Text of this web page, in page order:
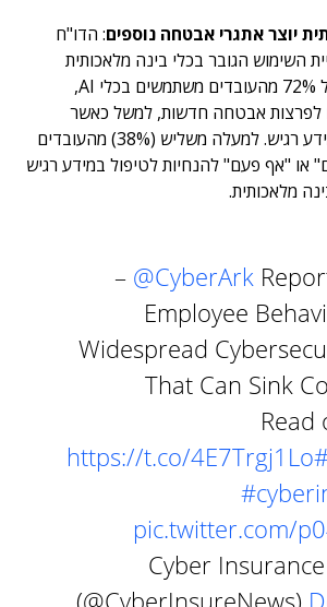
יוצר אתגרי אבטחה נוספים: הדו"ח
השימוש הגובר בכלי בינה מלאכותית
במקום העבודה. מעל 72% מהעובדים משתמשים בכלי AI,
לפרצות אבטחה חדשות, למשל כאשר
העובד מזין לתוכם מידע רגיש. למעלה משליש (38%) מהעובדים
או "אף פעם" להנחיות לטיפול במידע רגיש
מלאכותית.
– @CyberArk
Employee
Widespread
That Can Sink
Read
https://t.co/4E7Trgj1Lo
pic.twitter.com/
— Cyber